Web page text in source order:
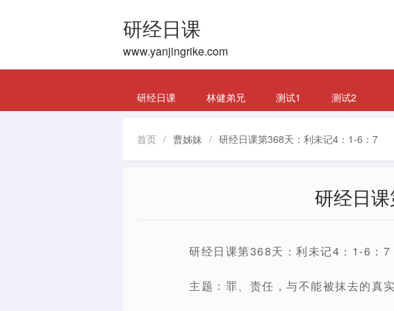
研经日课
www.yanjingrike.com
研经日课 林健弟兄 测试1 测试2
首页 / 曹姊妹 / 研经日课第368天：利未记4：1-6：7
研经日
研经日课第368天：利未记4：1-6：7
主题：罪、责任，与不能被抹去的真